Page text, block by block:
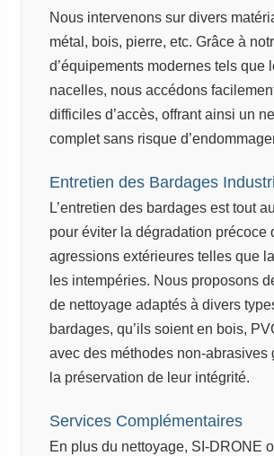
Nous intervenons sur divers
métal, bois, pierre, etc. Grâce à
d’équipements modernes tels que
nacelles, nous accédons
difficiles d’accès, offrant ainsi un
complet sans risque
Entretien des Bardages
L’entretien des bardages est tout
pour éviter la dégradation précoce
agressions extérieures telles que
les intempéries. Nous proposons
de nettoyage adaptés à divers
bardages, qu’ils soient en bois,
avec des méthodes non-abrasives
la préservation de leur intégrité.
Services Complémentaires
En plus du nettoyage, SI-DRONE